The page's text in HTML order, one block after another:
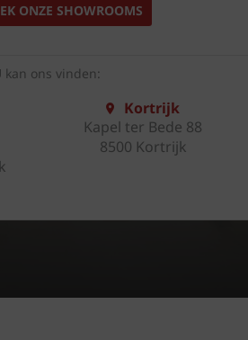
ONZE SHOWROOMS
kan ons vinden:
Kortrijk
Kapel ter Bede 88
8500 Kortrijk